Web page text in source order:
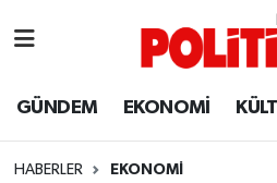
GÜNDEM EKONOMİ
HABERLER EKONOMİ
Ayvalık
Balıkesir Hava Durumu